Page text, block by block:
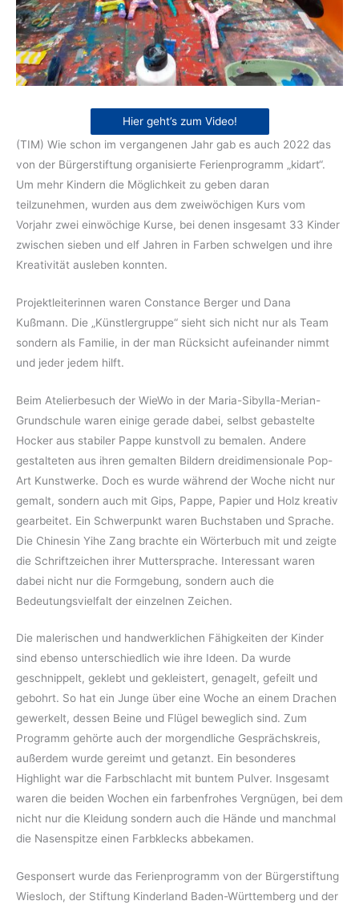
Hier geht’s zum Video!
(TIM) Wie schon im vergangenen Jahr gab es auch 2022 das
von der Bürgerstiftung organisierte Ferienprogramm „kidart“.
Um mehr Kindern die Möglichkeit zu geben daran
teilzunehmen, wurden aus dem zweiwöchigen Kurs vom
Vorjahr zwei einwöchige Kurse, bei denen insgesamt 33 Kinder
zwischen sieben und elf Jahren in Farben schwelgen und ihre
Kreativität ausleben konnten.
Projektleiterinnen waren Constance Berger und Dana
Kußmann. Die „Künstlergruppe“ sieht sich nicht nur als Team
sondern als Familie, in der man Rücksicht aufeinander nimmt
und jeder jedem hilft.
Beim Atelierbesuch der WieWo in der Maria-Sibylla-Merian-
Grundschule waren einige gerade dabei, selbst gebastelte
Hocker aus stabiler Pappe kunstvoll zu bemalen. Andere
gestalteten aus ihren gemalten Bildern dreidimensionale Pop-
Art Kunstwerke. Doch es wurde während der Woche nicht nur
gemalt, sondern auch mit Gips, Pappe, Papier und Holz kreativ
gearbeitet. Ein Schwerpunkt waren Buchstaben und Sprache.
Die Chinesin Yihe Zang brachte ein Wörterbuch mit und zeigte
die Schriftzeichen ihrer Muttersprache. Interessant waren
dabei nicht nur die Formgebung, sondern auch die
Bedeutungsvielfalt der einzelnen Zeichen.
Die malerischen und handwerklichen Fähigkeiten der Kinder
sind ebenso unterschiedlich wie ihre Ideen. Da wurde
geschnippelt, geklebt und gekleistert, genagelt, gefeilt und
gebohrt. So hat ein Junge über eine Woche an einem Drachen
gewerkelt, dessen Beine und Flügel beweglich sind. Zum
Programm gehörte auch der morgendliche Gesprächskreis,
außerdem wurde gereimt und getanzt. Ein besonderes
Highlight war die Farbschlacht mit buntem Pulver. Insgesamt
waren die beiden Wochen ein farbenfrohes Vergnügen, bei dem
nicht nur die Kleidung sondern auch die Hände und manchmal
die Nasenspitze einen Farbklecks abbekamen.
Gesponsert wurde das Ferienprogramm von der Bürgerstiftung
Wiesloch, der Stiftung Kinderland Baden-Württemberg und der